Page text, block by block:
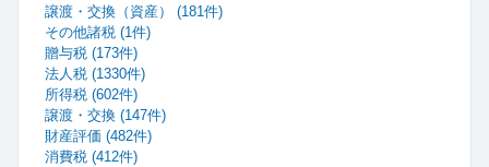
譲渡・交換（資産） (181件)
その他諸税 (1件)
贈与税 (173件)
法人税 (1330件)
所得税 (602件)
譲渡・交換 (147件)
財産評価 (482件)
消費税 (412件)